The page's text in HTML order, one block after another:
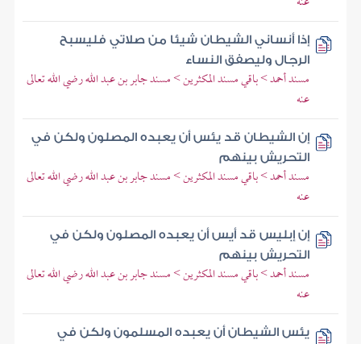
إذا أنساني الشيطان شيئا من صلاتي فليسبح
الرجال وليصفق النساء
مسند أحمد > باقي مسند المكثرين > مسند جابر بن عبد الله رضي الله تعالى
عنه
إن الشيطان قد يئس أن يعبده المصلون ولكن في
التحريش بينهم
مسند أحمد > باقي مسند المكثرين > مسند جابر بن عبد الله رضي الله تعالى
عنه
إن إبليس قد أيس أن يعبده المصلون ولكن في
التحريش بينهم
مسند أحمد > باقي مسند المكثرين > مسند جابر بن عبد الله رضي الله تعالى
عنه
يئس الشيطان أن يعبده المسلمون ولكن في